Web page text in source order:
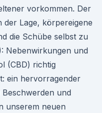
vorkommen. Der
der Lage, körpereigene
die Schübe selbst zu
Nebenwirkungen und
(CBD) richtig
ein hervorragender
Beschwerden und
unserem neuen